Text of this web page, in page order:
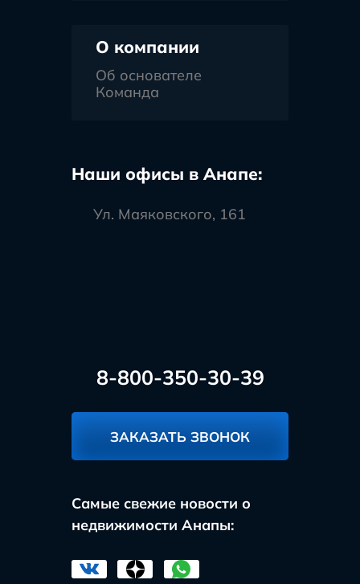
О компании
Об основателе
Команда
Наши офисы в Анапе:
Ул. Маяковского, 161
8-800-350-30-39
ЗАКАЗАТЬ ЗВОНОК
Самые свежие новости о
недвижимости Анапы: